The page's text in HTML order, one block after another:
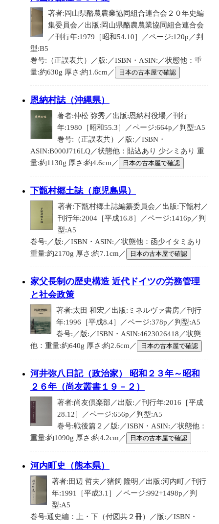
著者:岡山県酪農農業協同組合連合会２０年史編
集委員会／出版:岡山県酪農農業協同組合連合会
／刊行年:1979［昭和54.10］／ページ:120p／判
型:B5
巻号:（正誤表共）／版:／ISBN・ASIN:／状態他：重
量:約630g 厚さ:約1.6cm／
日本の古本屋で確認
恩納村誌（沖縄県）
著者:仲松 弥秀／出版:恩納村役場／刊行
年:1980［昭和55.3］／ページ:664p／判型:A5
巻号:（正誤表共）／版:／ISBN・
ASIN:B000J716LQ／状態他：貼込あり 少シミあり 重
量:約1130g 厚さ:約4.6cm／
日本の古本屋で確認
下甑村郷土誌（鹿児島県）
著者:下甑村郷土誌編纂委員会／出版:下甑村／
刊行年:2004［平成16.8］／ページ:1416p／判
型:A5
巻号:／版:／ISBN・ASIN:／状態他：函少イタミあり
重量:約2170g 厚さ:約7.1cm／
日本の古本屋で確認
家父長制の歴史構造 近代ドイツの労務管理
と社会政策
著者:太田 和宏／出版:ミネルヴァ書房／刊行
年:1996［平成8.4］／ページ:378p／判型:A5
巻号:／版:／ISBN・ASIN:4623026418／状態
他：重量:約640g 厚さ:約2.6cm／
日本の古本屋で確認
河井弥八日記（政治家） 昭和２３年～昭和
２６年（尚友叢書１９－２）
著者:尚友倶楽部／出版:／刊行年:2016［平成
28.12］／ページ:656p／判型:A5
巻号:戦後篇２／版:／ISBN・ASIN:／状態他：
重量:約1090g 厚さ:約4.2cm／
日本の古本屋で確認
河内町史（熊本県）
著者:田辺 哲夫／猪飼 隆明／出版:河内町／刊行
年:1991［平成3.1］／ページ:992+1498p／判
型:A5
巻号:通史編：上・下（付図共２冊）／版:／ISBN・